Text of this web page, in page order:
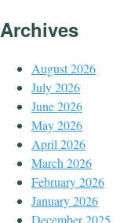
Archives
August 2026
July 2026
June 2026
May 2026
April 2026
March 2026
February 2026
January 2026
December 2025